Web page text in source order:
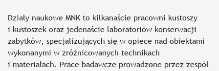
Działy naukowe MNK to kilkanaście pracowni kustoszy
i kustoszek oraz jedenaście laboratoriów konserwacji
zabytków, specjalizujących się w opiece nad obiektami
wykonanymi w zróżnicowanych technikach
i materiałach. Prace badawcze prowadzone przez zespół